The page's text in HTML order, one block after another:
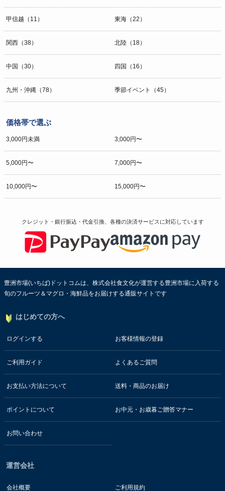
甲信越（11） 東海（22）
関西（38） 北陸（18）
中国（30） 四国（16）
九州・沖縄（78） 季節イベント（45）
価格帯で選ぶ
3,000円未満 3,000円〜
5,000円〜 7,000円〜
10,000円〜 15,000円〜
クレジット・銀行振込・代金引換、各種の決済サービスに対応しています
豊洲市場(いちば)ドットコムは、株式会社食文化が運営する豊洲市場に入荷する
旬のフルーツ＆マグロ・海鮮品をお届けする通販サイトです
はじめての方へ
ログインする お客様情報の登録
ご利用ガイド よくあるご質問
お支払い方法について 送料・商品のお届け
ポイントについて お中元・お歳暮ご贈答マナー
お問い合わせ
運営会社
会社概要 ご利用規約